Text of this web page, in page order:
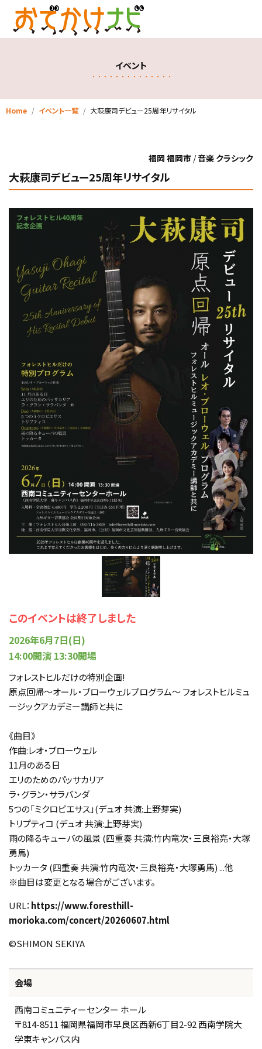
イベント
Home イベント一覧 大萩康司デビュー25周年リサイタル
福岡 福岡市 /音楽 クラシック
大萩康司デビュー25周年リサイタル
このイベントは終了しました
2026年6月7日(日)
14:00開演 13:30開場
フォレストヒルだけの特別企画!
原点回帰〜オール・ブローウェルプログラム〜 フォレストヒルミュ
ージックアカデミー講師と共に
《曲目》
作曲:レオ・ブローウェル
11月のある日
エリのためのパッサカリア
ラ・グラン・サラバンダ
5つの「ミクロピエサス」(デュオ 共演:上野芽実)
トリプティコ (デュオ 共演:上野芽実)
雨の降るキューバの風景 (四重奏 共演:竹内竜次・三良裕亮・大塚
勇馬)
トッカータ (四重奏 共演:竹内竜次・三良裕亮・大塚勇馬) ...他
※曲目は変更となる場合がございます。
URL： https://www.foresthill-
morioka.com/concert/20260607.html
©️SHIMON SEKIYA
会場
西南コミュニティーセンター ホール
〒814-8511 福岡県福岡市早良区西新6丁目2-92 西南学院大
学東キャンパス内